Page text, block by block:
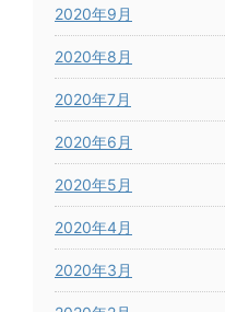
2020年9月
2020年8月
2020年7月
2020年6月
2020年5月
2020年4月
2020年3月